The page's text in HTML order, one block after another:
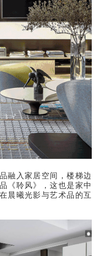
融入家居空间，楼梯边
《聆风》，这也是家中
晨曦光影与艺术品的互